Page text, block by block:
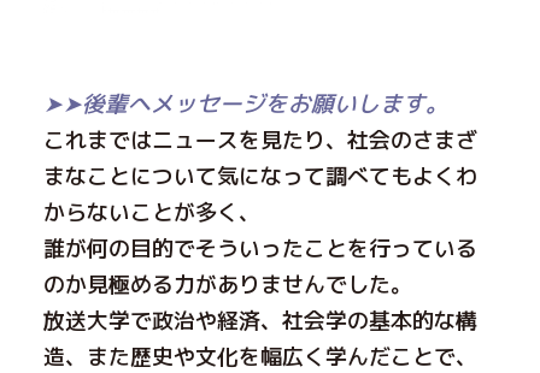
➤➤後輩へメッセージをお願いします。
これまではニュースを見たり、社会のさまざ
まなことについて気になって調べてもよくわ
からないことが多く、
誰が何の目的でそういったことを行っている
のか見極める力がありませんでした。
放送大学で政治や経済、社会学の基本的な構
造、また歴史や文化を幅広く学んだことで、